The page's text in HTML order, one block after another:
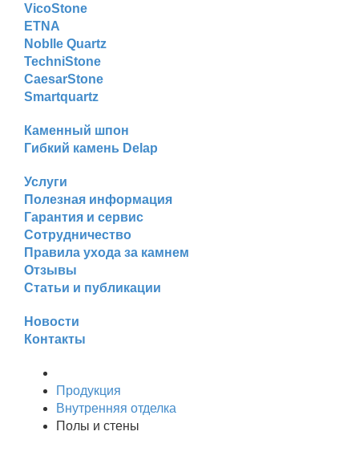
VicoStone
ETNA
Noblle Quartz
TechniStone
CaesarStone
Smartquartz
Каменный шпон
Гибкий камень Delap
Услуги
Полезная информация
Гарантия и сервис
Сотрудничество
Правила ухода за камнем
Отзывы
Статьи и публикации
Новости
Контакты
Продукция
Внутренняя отделка
Полы и стены